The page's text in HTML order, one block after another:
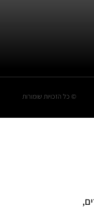
© כל הזכויות שומורות